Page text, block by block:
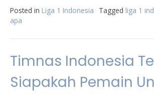
Posted in Liga 1 Indonesia Tagged liga 1
apa
Timnas Indonesia
Siapakah Pemain